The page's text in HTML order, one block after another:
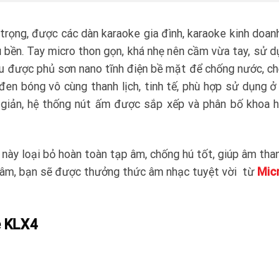
được các dàn karaoke gia đình, karaoke kinh
Tay micro thon gọn, khá nhẹ nên cầm vừa tay, sử
phủ sơn nano tĩnh điện bề mặt để chống nước,
bóng vô cùng thanh lịch, tinh tế, phù hợp sử dụng ở
hệ thống nút ấm được sắp xếp và phân bố khoa
loại bỏ hoàn toàn tạp âm, chống hú tốt, giúp âm
bạn sẽ được thưởng thức âm nhạc tuyệt vời từ